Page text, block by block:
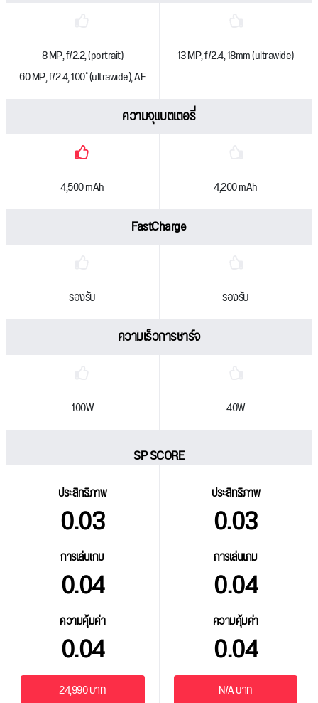
8 MP, f/2.2, (portrait)
60 MP, f/2.4, 100˚ (ultrawide), AF
13 MP, f/2.4, 18mm (ultrawide)
ความจุแบตเตอรี่
4,500 mAh 4,200 mAh
FastCharge
รองรับ รองรับ
ความเร็วการชาร์จ
100W 40W
SP SCORE
ประสิทธิภาพ
0.03
การเล่นเกม
0.04
ความคุ้มค่า
0.04
ประสิทธิภาพ
0.03
การเล่นเกม
0.04
ความคุ้มค่า
0.04
24,990 บาท N/A บาท